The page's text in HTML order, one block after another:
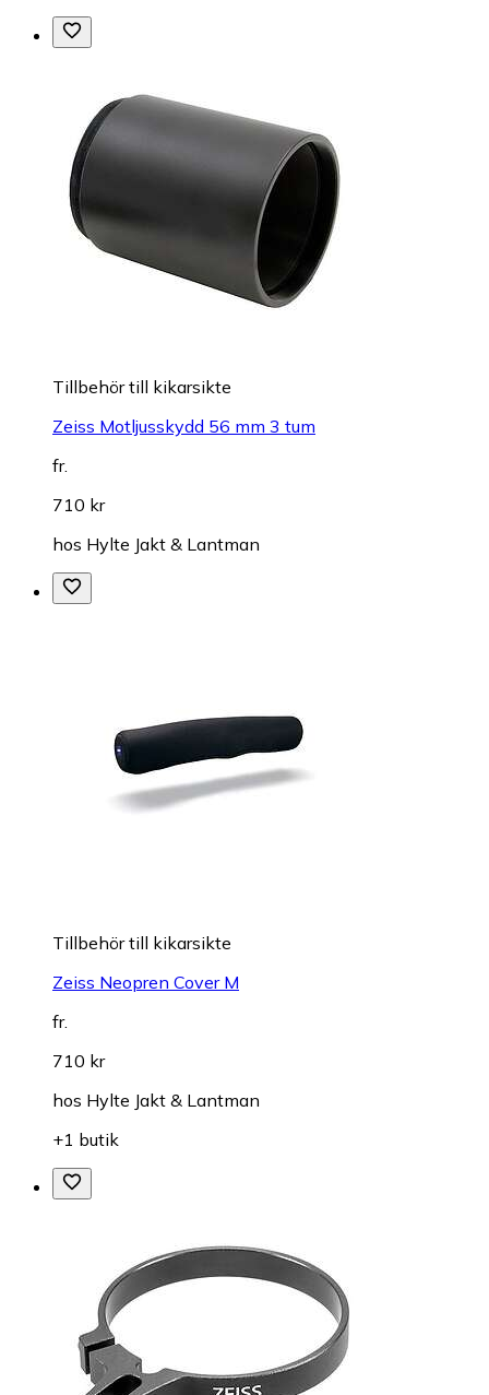
Tillbehör till kikarsikte
Zeiss Motljusskydd 56 mm 3 tum
fr.
710 kr
hos Hylte Jakt & Lantman
Tillbehör till kikarsikte
Zeiss Neopren Cover M
fr.
710 kr
hos Hylte Jakt & Lantman
+1 butik